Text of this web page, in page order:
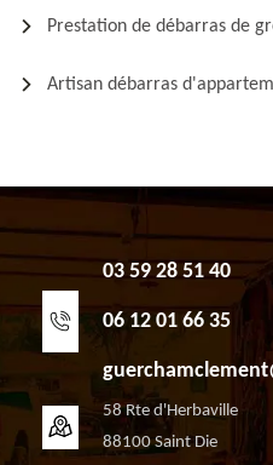
Prestation de débarras de
Artisan débarras
03 59 28 51 40
06 12 01 66 35
58 Rte d'Herbaville
88100 Saint Die